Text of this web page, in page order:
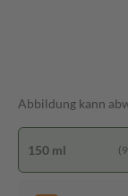
Abbildung kann
150 ml